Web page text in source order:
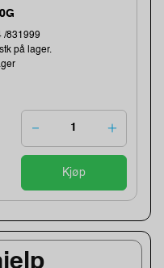
/831999
på lager.
Kjøp